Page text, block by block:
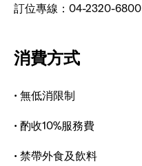
訂位專線：04-2320-6800
消費方式
• 無低消限制
• 酌收10%服務費
• 禁帶外食及飲料